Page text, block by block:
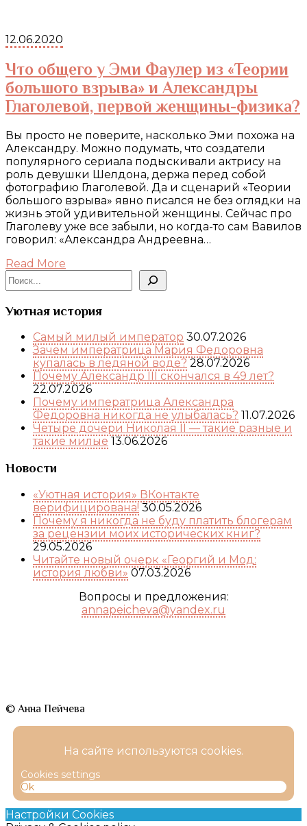
12.06.2020
Что общего у Эми Фаулер из «Теории
большого взрыва» и Александры
Глаголевой, первой женщины-физика?
Вы просто не поверите, насколько Эми похожа на
Александру. Можно подумать, что создатели
популярного сериала подыскивали актрису на
роль девушки Шелдона, держа перед собой
фотографию Глаголевой. Да и сценарий «Теории
большого взрыва» явно писался не без оглядки на
жизнь этой удивительной женщины. Сейчас про
Глаголеву уже все забыли, но когда-то сам Вавилов
говорил: «Александра Андреевна…
Read More
Поиск
Уютная история
Самый милый император 30.07.2026
Зачем императрица Мария Федоровна
купалась в ледяной воде? 28.07.2026
Почему Александр III скончался в 49 лет?
22.07.2026
Почему императрица Александра
Федоровна никогда не улыбалась? 11.07.2026
Четыре дочери Николая II — такие разные и
такие милые 13.06.2026
Новости
«Уютная история» ВКонтакте
верифицирована! 30.05.2026
Почему я никогда не буду платить блогерам
за рецензии моих исторических книг?
29.05.2026
Читайте новый очерк «Георгий и Мод:
история любви» 07.03.2026
Вопросы и предложения:
annapeicheva@yandex.ru
© Анна Пейчева
На сайте используются cookies.
Cookies settings
Ok
Настройки Cookies